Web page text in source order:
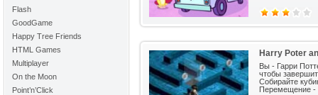
Harry Poter
Вы - Гарри
чтобы
Собирайте
Перемещение -
Flash
GoodGame
Happy Tree Friends
HTML Games
Multiplayer
On the Moon
Point’n’Click